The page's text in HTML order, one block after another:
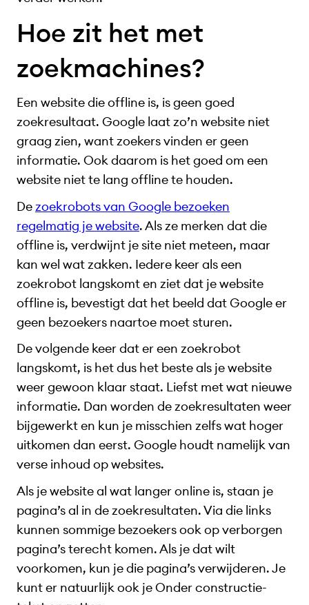
Hoe zit het met
zoekmachines?
Een website die offline is, is geen goed
zoekresultaat. Google laat zo’n website niet
graag zien, want zoekers vinden er geen
informatie. Ook daarom is het goed om een
website niet te lang offline te houden.
Dezoekrobots van Google bezoeken
regelmatig je website. Als ze merken dat die
offline is, verdwijnt je site niet meteen, maar
kan wel wat zakken. Iedere keer als een
zoekrobot langskomt en ziet dat je website
offline is, bevestigt dat het beeld dat Google er
geen bezoekers naartoe moet sturen.
De volgende keer dat er een zoekrobot
langskomt, is het dus het beste als je website
weer gewoon klaar staat. Liefst met wat nieuwe
informatie. Dan worden de zoekresultaten weer
bijgewerkt en kun je misschien zelfs wat hoger
uitkomen dan eerst. Google houdt namelijk van
verse inhoud op websites.
Als je website al wat langer online is, staan je
pagina’s al in de zoekresultaten. Via die links
kunnen sommige bezoekers ook op verborgen
pagina’s terecht komen. Als je dat wilt
voorkomen, kun je die pagina’s verwijderen. Je
kunt er natuurlijk ook je Onder constructie-